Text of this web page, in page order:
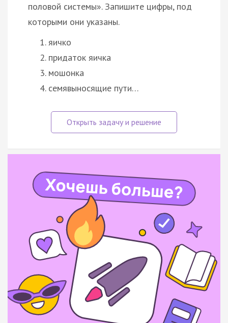
половой системы». Запишите цифры, под
которыми они указаны.
яичко
придаток яичка
мошонка
семявыносящие пути…